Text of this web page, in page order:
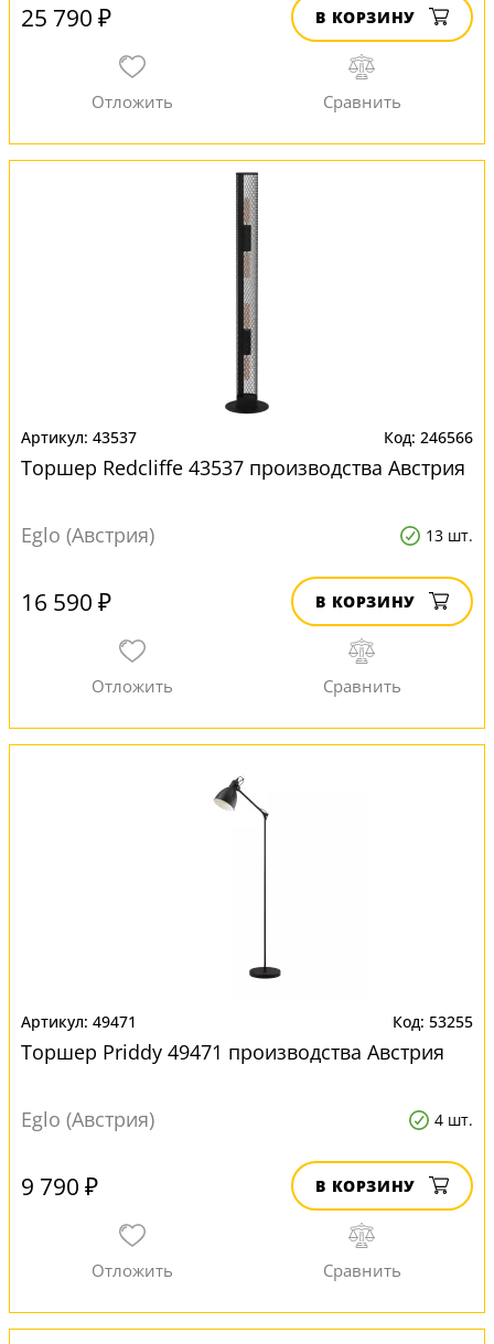
25 790 ₽ В КОРЗИНУ
43537 246566
Торшер Redcliffe 43537 производства Австрия
Eglo (Австрия) 13 шт.
16 590 ₽ В КОРЗИНУ
49471 53255
Торшер Priddy 49471 производства Австрия
Eglo (Австрия) 4 шт.
9 790 ₽ В КОРЗИНУ